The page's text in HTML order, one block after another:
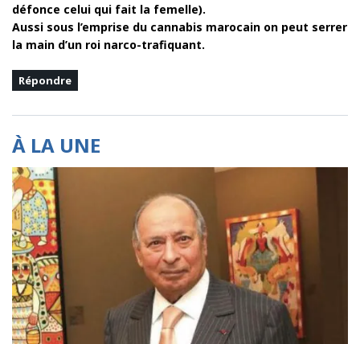
défonce celui qui fait la femelle).
Aussi sous l’emprise du cannabis marocain on peut serrer
la main d’un roi narco-trafiquant.
Répondre
À LA UNE